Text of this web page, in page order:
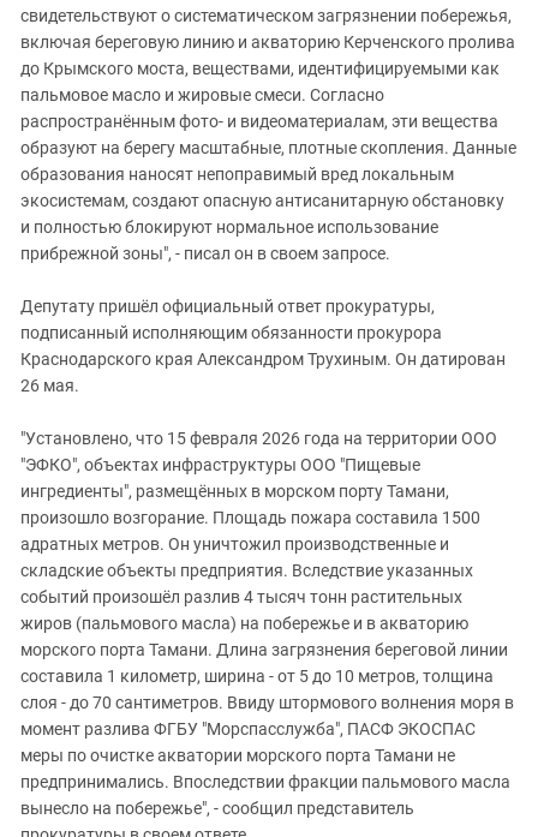
свидетельствуют о систематическом загрязнении побережья,
включая береговую линию и акваторию Керченского пролива
до Крымского моста, веществами, идентифицируемыми как
пальмовое масло и жировые смеси. Согласно
распространённым фото- и видеоматериалам, эти вещества
образуют на берегу масштабные, плотные скопления. Данные
образования наносят непоправимый вред локальным
экосистемам, создают опасную антисанитарную обстановку
и полностью блокируют нормальное использование
прибрежной зоны", - писал он в своем запросе.
Депутату пришёл официальный ответ прокуратуры,
подписанный исполняющим обязанности прокурора
Краснодарского края Александром Трухиным. Он датирован
26 мая.
"Установлено, что 15 февраля 2026 года на территории ООО
"ЭФКО", объектах инфраструктуры ООО "Пищевые
ингредиенты", размещённых в морском порту Тамани,
произошло возгорание. Площадь пожара составила 1500
адратных метров. Он уничтожил производственные и
складские объекты предприятия. Вследствие указанных
событий произошёл разлив 4 тысяч тонн растительных
жиров (пальмового масла) на побережье и в акваторию
морского порта Тамани. Длина загрязнения береговой линии
составила 1 километр, ширина - от 5 до 10 метров, толщина
слоя - до 70 сантиметров. Ввиду штормового волнения моря в
момент разлива ФГБУ "Морспасслужба", ПАСФ ЭКОСПАС
меры по очистке акватории морского порта Тамани не
предпринимались. Впоследствии фракции пальмового масла
вынесло на побережье", - сообщил представитель